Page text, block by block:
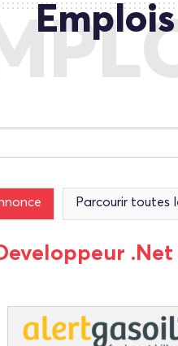
Emplois
Parcourir toutes